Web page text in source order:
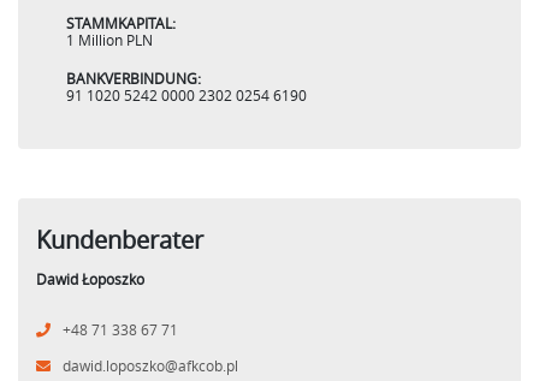
STAMMKAPITAL:
1 Million PLN
BANKVERBINDUNG:
91 1020 5242 0000 2302 0254 6190
Kundenberater
Dawid Łoposzko
+48 71 338 67 71
dawid.loposzko@afkcob.pl